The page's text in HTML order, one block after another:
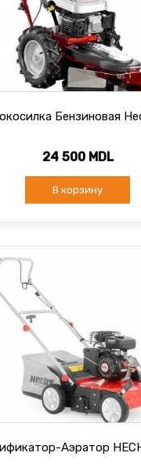
Бензиновая
24 500 MDL
В корзину
Аэратор